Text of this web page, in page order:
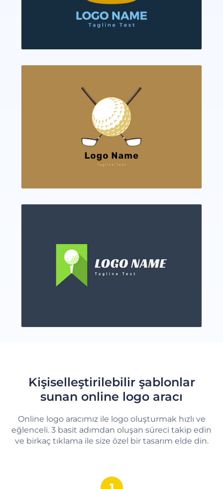
Kişiselleştirilebilir şablonlar
sunan online logo aracı
Online logo aracımız ile logo oluşturmak hızlı ve
eğlenceli. 3 basit adımdan oluşan süreci takip edin
ve birkaç tıklama ile size özel bir tasarım elde din.